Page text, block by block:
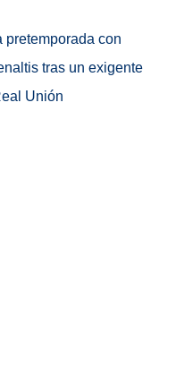
pretemporada con
tras un exigente
Unión